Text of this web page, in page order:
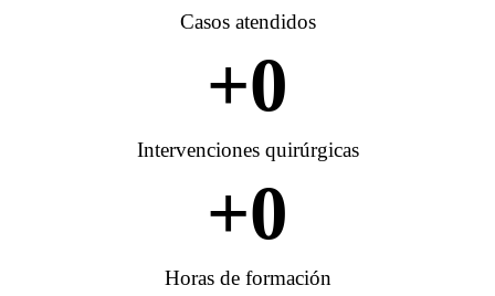
Casos atendidos
+0
Intervenciones quirúrgicas
+0
Horas de formación